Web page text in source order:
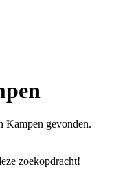
Kampen gevonden.
zoekopdracht!